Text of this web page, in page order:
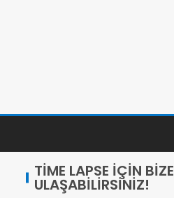
TIME LAPSE İÇIN BIZE
ULAŞABILIRSINIZ!